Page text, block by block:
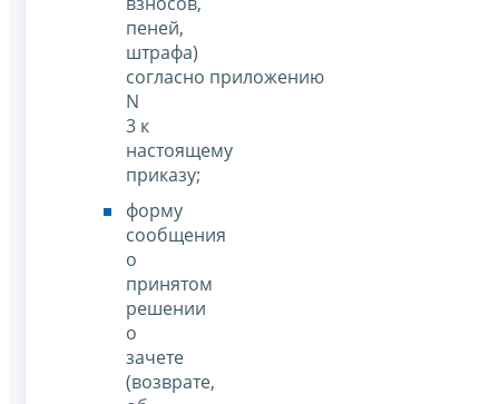
пеней,
штрафа)
согласно приложению
N
3 к
настоящему
приказу;
форму
сообщения
о
принятом
решении
о
зачете
(возврате,